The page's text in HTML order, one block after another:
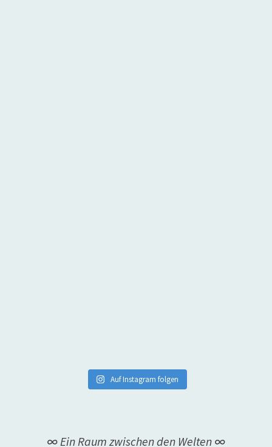
Auf Instagram folgen
∞ Ein Raum zwischen den Welten ∞